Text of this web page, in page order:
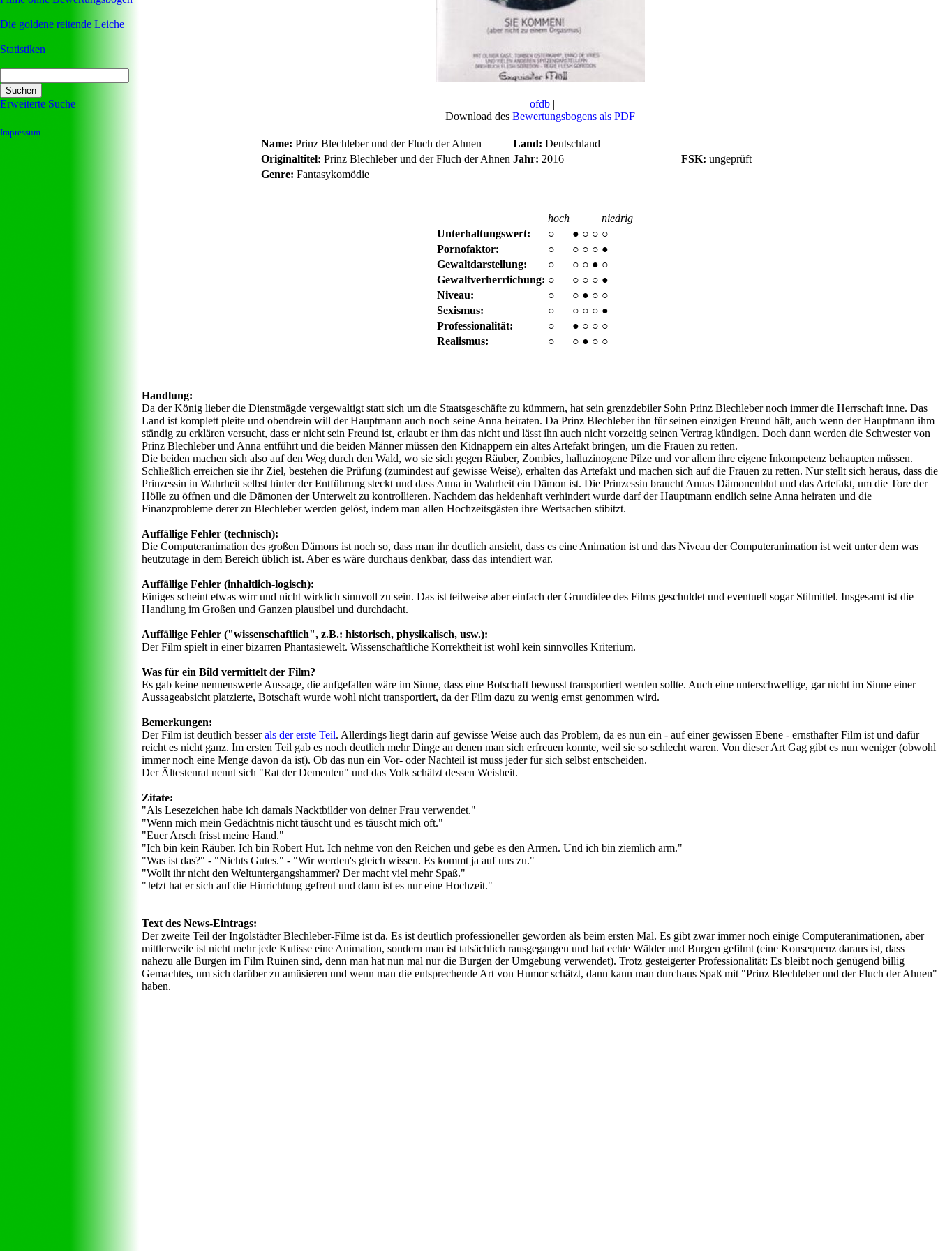
Die goldene reitende Leiche
Statistiken
Erweiterte Suche
Impressum
| ofdb |
Download des Bewertungsbogens als PDF
Name: Prinz Blechleber und der Fluch der Ahnen Land: Deutschland
Originaltitel: Prinz Blechleber und der Fluch der Ahnen Jahr: 2016 FSK: ungeprüft
Genre: Fantasykomödie
hoch
niedrig
Unterhaltungswert:
○ ● ○ ○ ○
Pornofaktor:
○ ○ ○ ○ ●
Gewaltdarstellung:
○ ○ ○ ● ○
Gewaltverherrlichung: ○ ○ ○ ○ ●
Niveau:
○ ○ ● ○ ○
Sexismus:
○ ○ ○ ○ ●
Professionalität:
○ ● ○ ○ ○
Realismus:
○ ○ ● ○ ○
Handlung:
Da der König lieber die Dienstmägde vergewaltigt statt sich um die Staatsgeschäfte zu kümmern, hat sein grenzdebiler Sohn Prinz Blechleber noch immer die Herrschaft inne. Das
Land ist komplett pleite und obendrein will der Hauptmann auch noch seine Anna heiraten. Da Prinz Blechleber ihn für seinen einzigen Freund hält, auch wenn der Hauptmann ihm
ständig zu erklären versucht, dass er nicht sein Freund ist, erlaubt er ihm das nicht und lässt ihn auch nicht vorzeitig seinen Vertrag kündigen. Doch dann werden die Schwester von
Prinz Blechleber und Anna entführt und die beiden Männer müssen den Kidnappern ein altes Artefakt bringen, um die Frauen zu retten.
Die beiden machen sich also auf den Weg durch den Wald, wo sie sich gegen Räuber, Zombies, halluzinogene Pilze und vor allem ihre eigene Inkompetenz behaupten müssen.
Schließlich erreichen sie ihr Ziel, bestehen die Prüfung (zumindest auf gewisse Weise), erhalten das Artefakt und machen sich auf die Frauen zu retten. Nur stellt sich heraus, dass die
Prinzessin in Wahrheit selbst hinter der Entführung steckt und dass Anna in Wahrheit ein Dämon ist. Die Prinzessin braucht Annas Dämonenblut und das Artefakt, um die Tore der
Hölle zu öffnen und die Dämonen der Unterwelt zu kontrollieren. Nachdem das heldenhaft verhindert wurde darf der Hauptmann endlich seine Anna heiraten und die
Finanzprobleme derer zu Blechleber werden gelöst, indem man allen Hochzeitsgästen ihre Wertsachen stibitzt.
Auffällige Fehler (technisch):
Die Computeranimation des großen Dämons ist noch so, dass man ihr deutlich ansieht, dass es eine Animation ist und das Niveau der Computeranimation ist weit unter dem was
heutzutage in dem Bereich üblich ist. Aber es wäre durchaus denkbar, dass das intendiert war.
Auffällige Fehler (inhaltlich-logisch):
Einiges scheint etwas wirr und nicht wirklich sinnvoll zu sein. Das ist teilweise aber einfach der Grundidee des Films geschuldet und eventuell sogar Stilmittel. Insgesamt ist die
Handlung im Großen und Ganzen plausibel und durchdacht.
Auffällige Fehler ("wissenschaftlich", z.B.: historisch, physikalisch, usw.):
Der Film spielt in einer bizarren Phantasiewelt. Wissenschaftliche Korrektheit ist wohl kein sinnvolles Kriterium.
Was für ein Bild vermittelt der Film?
Es gab keine nennenswerte Aussage, die aufgefallen wäre im Sinne, dass eine Botschaft bewusst transportiert werden sollte. Auch eine unterschwellige, gar nicht im Sinne einer
Aussageabsicht platzierte, Botschaft wurde wohl nicht transportiert, da der Film dazu zu wenig ernst genommen wird.
Bemerkungen:
Der Film ist deutlich besserals der erste Teil. Allerdings liegt darin auf gewisse Weise auch das Problem, da es nun ein - auf einer gewissen Ebene - ernsthafter Film ist und dafür
reicht es nicht ganz. Im ersten Teil gab es noch deutlich mehr Dinge an denen man sich erfreuen konnte, weil sie so schlecht waren. Von dieser Art Gag gibt es nun weniger (obwohl
immer noch eine Menge davon da ist). Ob das nun ein Vor- oder Nachteil ist muss jeder für sich selbst entscheiden.
Der Ältestenrat nennt sich "Rat der Dementen" und das Volk schätzt dessen Weisheit.
Zitate:
"Als Lesezeichen habe ich damals Nacktbilder von deiner Frau verwendet."
"Wenn mich mein Gedächtnis nicht täuscht und es täuscht mich oft."
"Euer Arsch frisst meine Hand."
"Ich bin kein Räuber. Ich bin Robert Hut. Ich nehme von den Reichen und gebe es den Armen. Und ich bin ziemlich arm."
"Was ist das?" - "Nichts Gutes." - "Wir werden's gleich wissen. Es kommt ja auf uns zu."
"Wollt ihr nicht den Weltuntergangshammer? Der macht viel mehr Spaß."
"Jetzt hat er sich auf die Hinrichtung gefreut und dann ist es nur eine Hochzeit."
Text des News-Eintrags:
Der zweite Teil der Ingolstädter Blechleber-Filme ist da. Es ist deutlich professioneller geworden als beim ersten Mal. Es gibt zwar immer noch einige Computeranimationen, aber
mittlerweile ist nicht mehr jede Kulisse eine Animation, sondern man ist tatsächlich rausgegangen und hat echte Wälder und Burgen gefilmt (eine Konsequenz daraus ist, dass
nahezu alle Burgen im Film Ruinen sind, denn man hat nun mal nur die Burgen der Umgebung verwendet). Trotz gesteigerter Professionalität: Es bleibt noch genügend billig
Gemachtes, um sich darüber zu amüsieren und wenn man die entsprechende Art von Humor schätzt, dann kann man durchaus Spaß mit "Prinz Blechleber und der Fluch der Ahnen"
haben.